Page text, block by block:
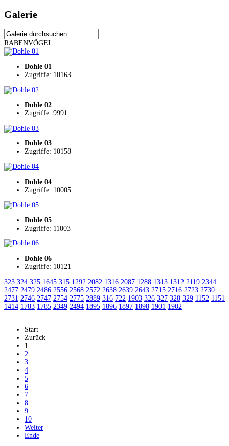
Galerie
RABENVÖGEL
Dohle 01
Zugriffe: 10163
Dohle 02
Zugriffe: 9991
Dohle 03
Zugriffe: 10158
Dohle 04
Zugriffe: 10005
Dohle 05
Zugriffe: 11003
Dohle 06
Zugriffe: 10121
323 324 325 1645 315 1292 2082 1316 2087 1288 1313 1312 2119 2344
2477 2479 2486 2556 2568 2572 2638 2639 2643 2715 2716 2723 2730
2731 2746 2747 2754 2775 2889 316 722 1903 326 327 328 329 1152 1151
1414 1783 1785 2349 2494 1895 1896 1897 1898 1901 1902
Start
Zurück
1
2
3
4
5
6
7
8
9
10
Weiter
Ende